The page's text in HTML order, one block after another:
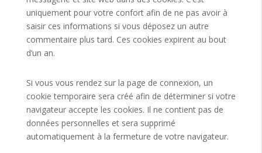
uniquement pour votre confort afin de ne pas avoir à
saisir ces informations si vous déposez un autre
commentaire plus tard. Ces cookies expirent au bout
d’un an.
Si vous vous rendez sur la page de connexion, un
cookie temporaire sera créé afin de déterminer si votre
navigateur accepte les cookies. Il ne contient pas de
données personnelles et sera supprimé
automatiquement à la fermeture de votre navigateur.